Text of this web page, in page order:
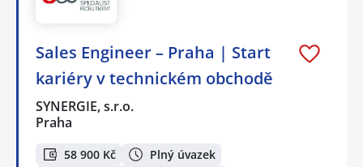
Sales Engineer – Praha | Start
kariéry v technickém obchodě
SYNERGIE, s.r.o.
Praha
58 900 Kč
Plný úvazek